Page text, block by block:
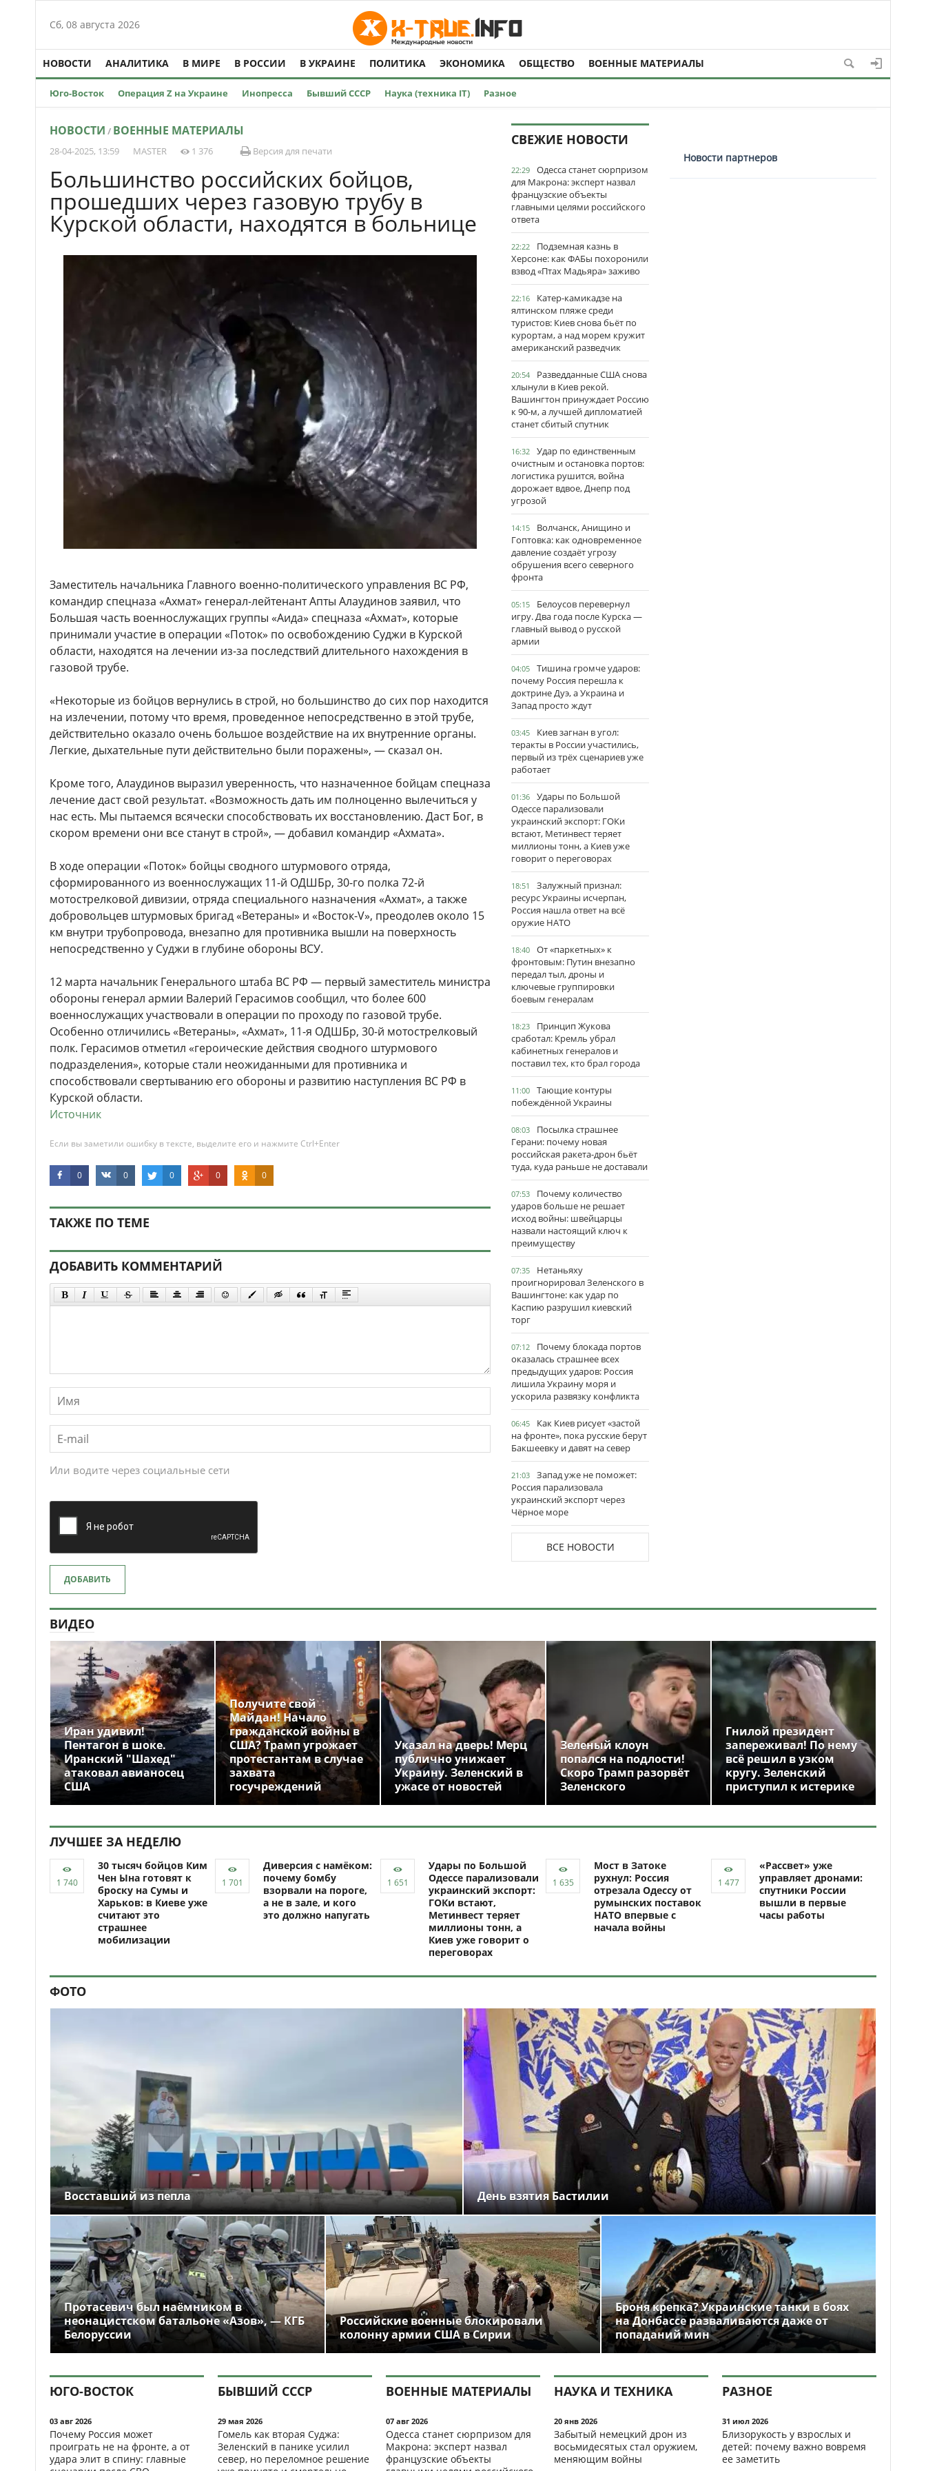
Сб, 08 августа 2026
НОВОСТИ АНАЛИТИКА В МИРЕ В РОССИИ В УКРАИНЕ ПОЛИТИКА ЭКОНОМИКА ОБЩЕСТВО ВОЕННЫЕ МАТЕРИАЛЫ
Юго-Восток Операция Z на Украине Инопресса Бывший СССР Наука (техника IT) Разное
НОВОСТИ / ВОЕННЫЕ МАТЕРИАЛЫ
28-04-2025, 13:59 MASTER 1 376 Версия для печати
Большинство российских бойцов,
прошедших через газовую трубу в
Курской области, находятся в больнице
Заместитель начальника Главного военно-политического управления ВС РФ,
командир спецназа «Ахмат» генерал-лейтенант Апты Алаудинов заявил, что
Большая часть военнослужащих группы «Аида» спецназа «Ахмат», которые
принимали участие в операции «Поток» по освобождению Суджи в Курской
области, находятся на лечении из-за последствий длительного нахождения в
газовой трубе.
«Некоторые из бойцов вернулись в строй, но большинство до сих пор находится
на излечении, потому что время, проведенное непосредственно в этой трубе,
действительно оказало очень большое воздействие на их внутренние органы.
Легкие, дыхательные пути действительно были поражены», — сказал он.
Кроме того, Алаудинов выразил уверенность, что назначенное бойцам спецназа
лечение даст свой результат. «Возможность дать им полноценно вылечиться у
нас есть. Мы пытаемся всячески способствовать их восстановлению. Даст Бог, в
скором времени они все станут в строй», — добавил командир «Ахмата».
В ходе операции «Поток» бойцы сводного штурмового отряда,
сформированного из военнослужащих 11-й ОДШБр, 30-го полка 72-й
мотострелковой дивизии, отряда специального назначения «Ахмат», а также
добровольцев штурмовых бригад «Ветераны» и «Восток-V», преодолев около 15
км внутри трубопровода, внезапно для противника вышли на поверхность
непосредственно у Суджи в глубине обороны ВСУ.
12 марта начальник Генерального штаба ВС РФ — первый заместитель министра
обороны генерал армии Валерий Герасимов сообщил, что более 600
военнослужащих участвовали в операции по проходу по газовой трубе.
Особенно отличились «Ветераны», «Ахмат», 11-я ОДШБр, 30-й мотострелковый
полк. Герасимов отметил «героические действия сводного штурмового
подразделения», которые стали неожиданными для противника и
способствовали свертыванию его обороны и развитию наступления ВС РФ в
Курской области.
Источник
Если вы заметили ошибку в тексте, выделите его и нажмите Ctrl+Enter
0 0 0 0 0
ТАКЖЕ ПО ТЕМЕ
ДОБАВИТЬ КОММЕНТАРИЙ
Или водите через социальные сети
ДОБАВИТЬ
СВЕЖИЕ НОВОСТИ
22:29
Одесса станет сюрпризом
для Макрона: эксперт назвал
французские объекты
главными целями российского
ответа
22:22
Подземная казнь в
Херсоне: как ФАБы похоронили
взвод «Птах Мадьяра» заживо
22:16
Катер-камикадзе на
ялтинском пляже среди
туристов: Киев снова бьёт по
курортам, а над морем кружит
американский разведчик
20:54
Разведданные США снова
хлынули в Киев рекой.
Вашингтон принуждает Россию
к 90-м, а лучшей дипломатией
станет сбитый спутник
16:32
Удар по единственным
очистным и остановка портов:
логистика рушится, война
дорожает вдвое, Днепр под
угрозой
14:15
Волчанск, Анищино и
Гоптовка: как одновременное
давление создаёт угрозу
обрушения всего северного
фронта
05:15
Белоусов перевернул
игру. Два года после Курска —
главный вывод о русской
армии
04:05
Тишина громче ударов:
почему Россия перешла к
доктрине Дуэ, а Украина и
Запад просто ждут
03:45
Киев загнан в угол:
теракты в России участились,
первый из трёх сценариев уже
работает
01:36
Удары по Большой
Одессе парализовали
украинский экспорт: ГОКи
встают, Метинвест теряет
миллионы тонн, а Киев уже
говорит о переговорах
18:51
Залужный признал:
ресурс Украины исчерпан,
Россия нашла ответ на всё
оружие НАТО
18:40
От «паркетных» к
фронтовым: Путин внезапно
передал тыл, дроны и
ключевые группировки
боевым генералам
18:23
Принцип Жукова
сработал: Кремль убрал
кабинетных генералов и
поставил тех, кто брал города
11:00
Тающие контуры
побеждённой Украины
08:03
Посылка страшнее
Герани: почему новая
российская ракета-дрон бьёт
туда, куда раньше не доставали
07:53
Почему количество
ударов больше не решает
исход войны: швейцарцы
назвали настоящий ключ к
преимуществу
07:35
Нетаньяху
проигнорировал Зеленского в
Вашингтоне: как удар по
Каспию разрушил киевский
торг
07:12
Почему блокада портов
оказалась страшнее всех
предыдущих ударов: Россия
лишила Украину моря и
ускорила развязку конфликта
06:45
Как Киев рисует «застой
на фронте», пока русские берут
Бакшеевку и давят на север
21:03
Запад уже не поможет:
Россия парализовала
украинский экспорт через
Чёрное море
ВСЕ НОВОСТИ
Новости партнеров
ВИДЕО
Иран удивил!
Пентагон в шоке.
Иранский "Шахед"
атаковал авианосец
США
Получите свой
Майдан! Начало
гражданской войны в
США? Трамп угрожает
протестантам в случае
захвата
госучреждений
Указал на дверь! Мерц
публично унижает
Украину. Зеленский в
ужасе от новостей
Зеленый клоун
попался на подлости!
Скоро Трамп разорвёт
Зеленского
Гнилой президент
запереживал! По нему
всё решил в узком
кругу. Зеленский
приступил к истерике
ЛУЧШЕЕ ЗА НЕДЕЛЮ
30 тысяч бойцов Ким
Чен Ына готовят к
броску на Сумы и
Харьков: в Киеве уже
считают это
страшнее
мобилизации
Диверсия с намёком:
почему бомбу
взорвали на пороге,
а не в зале, и кого
это должно напугать
Удары по Большой
Одессе парализовали
украинский экспорт:
ГОКи встают,
Метинвест теряет
миллионы тонн, а
Киев уже говорит о
переговорах
Мост в Затоке
рухнул: Россия
отрезала Одессу от
румынских поставок
НАТО впервые с
начала войны
«Рассвет» уже
управляет дронами:
спутники России
вышли в первые
часы работы
ФОТО
Восставший из пепла День взятия Бастилии
Протасевич был наёмником в
неонацистском батальоне «Азов», — КГБ
Белоруссии
Российские военные блокировали
колонну армии США в Сирии
Броня крепка? Украинские танки в боях
на Донбассе разваливаются даже от
попаданий мин
ЮГО-ВОСТОК
03 авг 2026
Почему Россия может
проиграть не на фронте, а от
удара элит в спину: главные
БЫВШИЙ СССР
29 мая 2026
Гомель как вторая Суджа:
Зеленский в панике усилил
север, но переломное решение
ВОЕННЫЕ МАТЕРИАЛЫ
07 авг 2026
Одесса станет сюрпризом для
Макрона: эксперт назвал
французские объекты
НАУКА И ТЕХНИКА
20 янв 2026
Забытый немецкий дрон из
восьмидесятых стал оружием,
меняющим войны
РАЗНОЕ
31 июл 2026
Близорукость у взрослых и
детей: почему важно вовремя
ее заметить